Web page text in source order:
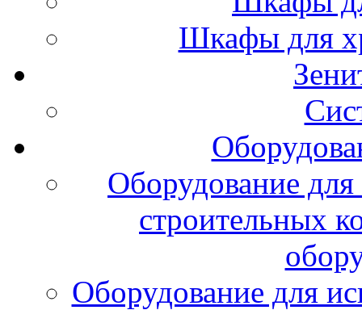
Шкафы для
Оборудование
строительных
Оборудование для